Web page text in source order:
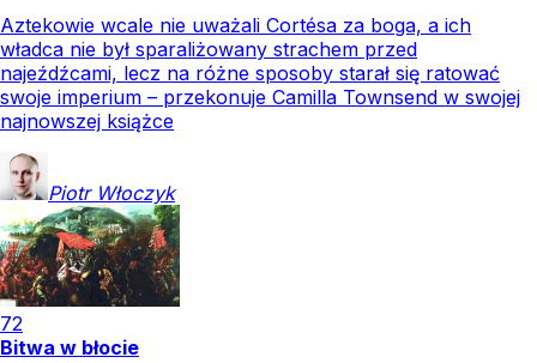
Aztekowie wcale nie uważali Cortésa za boga, a ich
władca nie był sparaliżowany strachem przed
najeźdźcami, lecz na różne sposoby starał się ratować
swoje imperium – przekonuje Camilla Townsend w swojej
najnowszej książce
Piotr Włoczyk
72
Bitwa w błocie